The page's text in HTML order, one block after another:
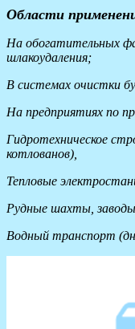
Области
На обогатительных
шлакоудаления;
В системах очистки
На предприятиях по
Гидротехническое
котлованов),
Тепловые
Рудные шахты,
Водный транспорт